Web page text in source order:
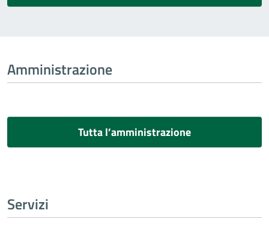
Amministrazione
Tutta l’amministrazione
Servizi